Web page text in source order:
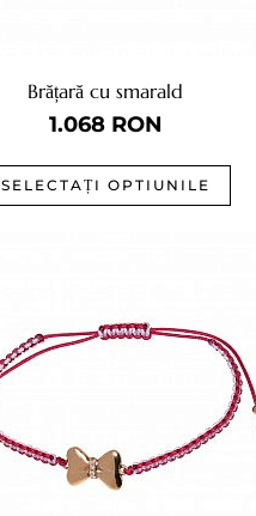
Brățară cu smarald
1.068RON
SELECTAȚI OPTIUNILE